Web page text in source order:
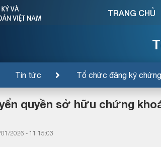
Tin tức Tổ chức đăng ký
TRANG CHỦ
quyền sở hữu chứng
2026 - 11:15:03